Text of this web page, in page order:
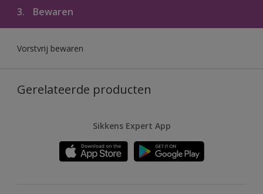
3. Bewaren
Vorstvrij bewaren
Gerelateerde producten
Sikkens Expert App